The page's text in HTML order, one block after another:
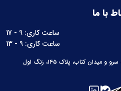
با ما
ساعت کاری: 9 - 17
ساعت کاری: 9 - 13
کتاب، پلاک ۱۴۵، زنگ اول